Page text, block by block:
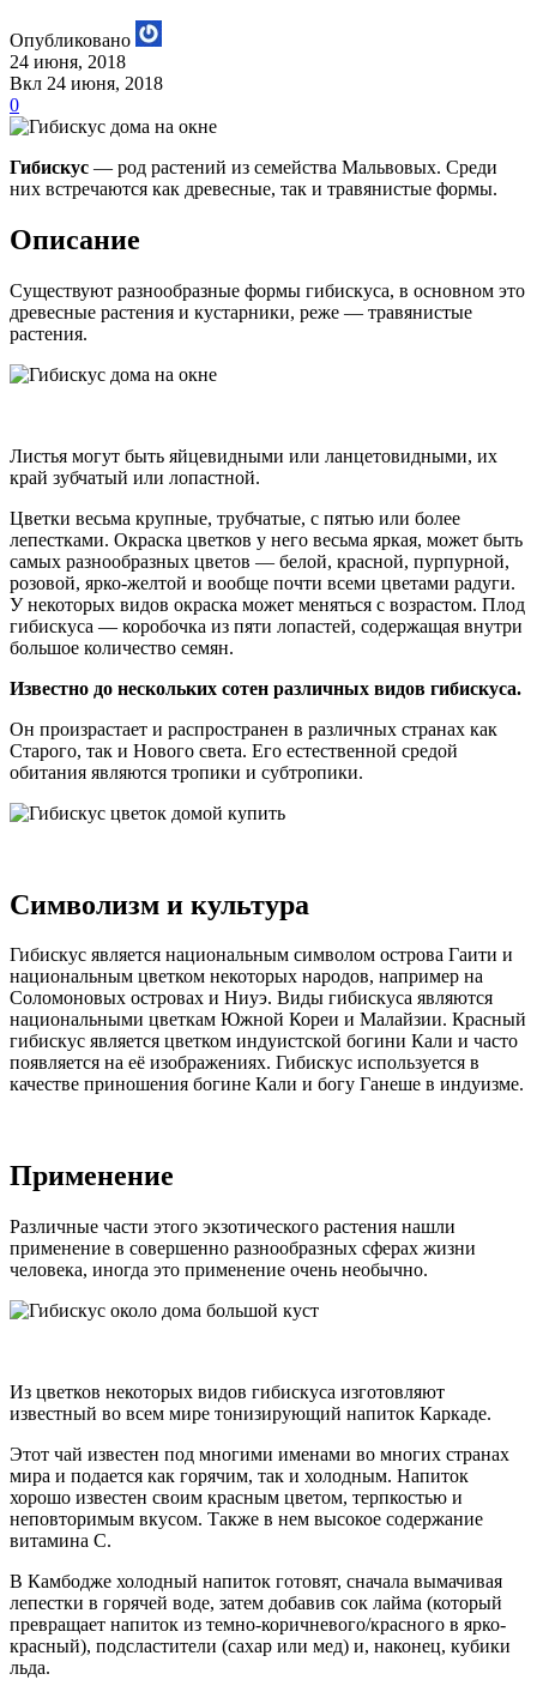
Опубликовано
24 июня, 2018
Вкл 24 июня, 2018
0
Гибискус — род растений из семейства Мальвовых. Среди
них встречаются как древесные, так и травянистые формы.
Описание
Существуют разнообразные формы гибискуса, в основном это
древесные растения и кустарники, реже — травянистые
растения.
Листья могут быть яйцевидными или ланцетовидными, их
край зубчатый или лопастной.
Цветки весьма крупные, трубчатые, с пятью или более
лепестками. Окраска цветков у него весьма яркая, может быть
самых разнообразных цветов — белой, красной, пурпурной,
розовой, ярко-желтой и вообще почти всеми цветами радуги.
У некоторых видов окраска может меняться с возрастом. Плод
гибискуса — коробочка из пяти лопастей, содержащая внутри
большое количество семян.
Известно до нескольких сотен различных видов гибискуса.
Он произрастает и распространен в различных странах как
Старого, так и Нового света. Его естественной средой
обитания являются тропики и субтропики.
Символизм и культура
Гибискус является национальным символом острова Гаити и
национальным цветком некоторых народов, например на
Соломоновых островах и Ниуэ. Виды гибискуса являются
национальными цветкам Южной Кореи и Малайзии. Красный
гибискус является цветком индуистской богини Кали и часто
появляется на её изображениях. Гибискус используется в
качестве приношения богине Кали и богу Ганеше в индуизме.
Применение
Различные части этого экзотического растения нашли
применение в совершенно разнообразных сферах жизни
человека, иногда это применение очень необычно.
Из цветков некоторых видов гибискуса изготовляют
известный во всем мире тонизирующий напиток Каркаде.
Этот чай известен под многими именами во многих странах
мира и подается как горячим, так и холодным. Напиток
хорошо известен своим красным цветом, терпкостью и
неповторимым вкусом. Также в нем высокое содержание
витамина С.
В Камбодже холодный напиток готовят, сначала вымачивая
лепестки в горячей воде, затем добавив сок лайма (который
превращает напиток из темно-коричневого/красного в ярко-
красный), подсластители (сахар или мед) и, наконец, кубики
льда.